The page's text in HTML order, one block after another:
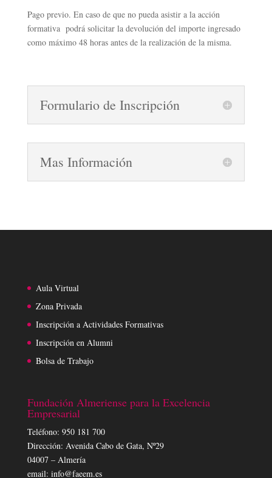
Pago previo. En caso de que no pueda asistir a la acción
formativa podrá solicitar la devolución del importe ingresado
como máximo 48 horas antes de la realización de la misma.
Formulario de Inscripción
Mas Información
Aula Virtual
Zona Privada
Inscripción a Actividades Formativas
Inscripción en Alumni
Bolsa de Trabajo
Fundación Almeriense para la Excelencia
Empresarial
Teléfono: 950 181 700
Dirección: Avenida Cabo de Gata, Nº29
04007 – Almería
email: info@faeem.es